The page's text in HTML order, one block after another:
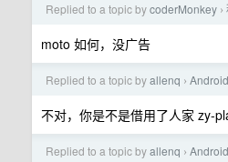
Replied to a topic bycoderMonkey ›
moto 如何，没广告
Replied to a topic byallenq › Android
不对，你是不是借用了人家 zy-
Replied to a topic byallenq › Android